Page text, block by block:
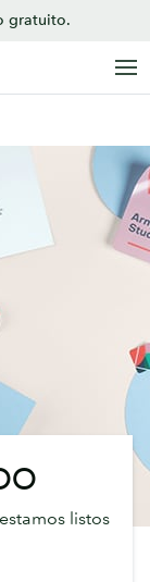
gratuito.
listos